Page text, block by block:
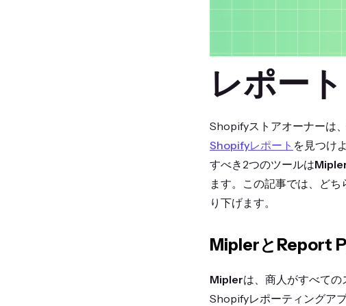
レポー
Shopifyストアオーナーは
Shopifyレポート を見つけ
すべき2つのツールは
ます。この記事では、ど
り下げます。
MiplerとReport
Miplerは、商人がすべて
Shopifyレポーティングア